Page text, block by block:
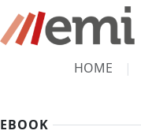
HOME
EBOOK